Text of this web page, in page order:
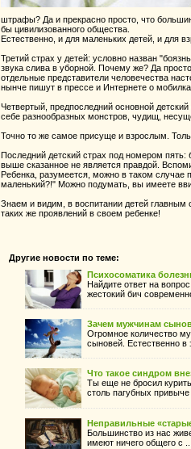
штрафы? Да и прекрасно просто, что
бы цивилизованного общества.
Естественно, и для маленьких детей, и для
Третий страх у детей: условно назван
звука слива в уборной. Почему же? Да
отдельные представители человечества
нынче пишут в прессе и Интернете о
Четвертый, предпоследний основной
себе разнообразных монстров, чудищ,
Точно то же самое присуще и взрослым.
Последний детский страх под номером пять:
выше сказанное не является правдой.
Ребенка, разумеется, можно в таком случае
маленький?!" Можно подумать, вы имеете
Знаем и видим, в воспитании детей главным
таких же проявлений в своем ребенке!
Другие новости по теме:
Психосоматика
Найдите ответ на
жестокий бич
Зачем мужчинам
Огромное количество
сыновей. Естественно в
Что такое синдром
Ты еще не бросил
столь пагубных привыче
Неправильные
Большинство из нас
имеют ничего общего с ...